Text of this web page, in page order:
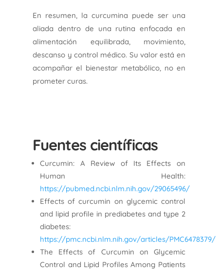
En resumen, la curcumina puede ser una
aliada dentro de una rutina enfocada en
alimentación equilibrada, movimiento,
descanso y control médico. Su valor está en
acompañar el bienestar metabólico, no en
prometer curas.
Fuentes científicas
Curcumin: A Review of Its Effects on
Human Health:
https://pubmed.ncbi.nlm.nih.gov/29065496/
Effects of curcumin on glycemic control
and lipid profile in prediabetes and type 2
diabetes:
https://pmc.ncbi.nlm.nih.gov/articles/PMC6478379/
The Effects of Curcumin on Glycemic
Control and Lipid Profiles Among Patients